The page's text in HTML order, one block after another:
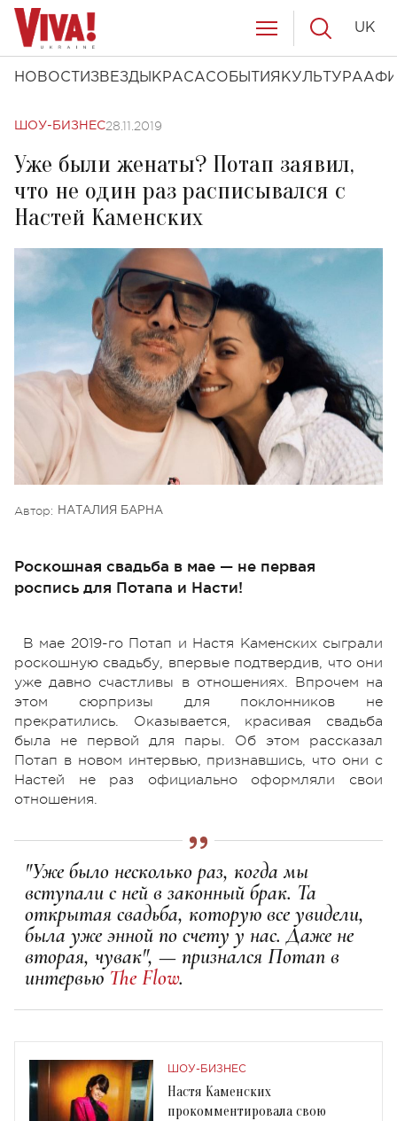
НОВОСТИ ЗВЕЗДЫ КРАСАСОБЫТИЯ КУЛЬТУРА
UK
ШОУ-БИЗНЕС28.11.2019
Уже были женаты? Потап заявил,
что не один раз расписывался с
Настей Каменских
Автор: НАТАЛИЯ БАРНА
Роскошная свадьба в мае — не первая
роспись для Потапа и Насти!
В мае 2019-го Потап и Настя Каменских сыграли
роскошную свадьбу, впервые подтвердив, что они
уже давно счастливы в отношениях. Впрочем на
этом сюрпризы для поклонников не
прекратились. Оказывается, красивая свадьба
была не первой для пары. Об этом рассказал
Потап в новом интервью, признавшись, что они с
Настей не раз официально оформляли свои
отношения.
"Уже было несколько раз, когда мы
вступали с ней в законный брак. Та
открытая свадьба, которую все увидели,
была уже энной по счету у нас. Даже не
вторая, чувак", — признался Потап в
интервью The Flow.
ШОУ-БИЗНЕС
Настя Каменских
прокомментировала свою